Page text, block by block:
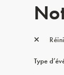
Type